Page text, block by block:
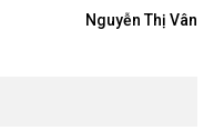
Nguyễn Thị Vân